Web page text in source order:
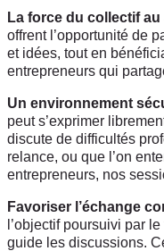
La force du collectif
offrent l’opportunité de
et idées, tout en
entrepreneurs qui
Un environnement
peut s’exprimer
discute de difficultés
relance, ou que l’on
entrepreneurs, nos
Favoriser l’échange
l’objectif poursuivi par
guide les discussions.